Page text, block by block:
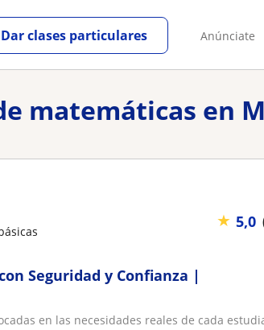
Anúnciate
Dar clases particulares
matemáticas en
★ 5,0
Seguridad y Confianza |
en las necesidades reales de cada